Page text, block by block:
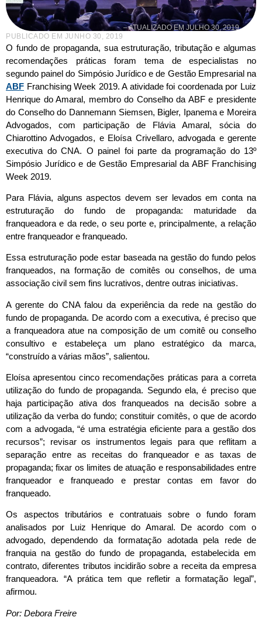
PUBLICADO EM JUNHO 30, 2019
– ATUALIZADO EM JULHO 30, 2019
O fundo de propaganda, sua estruturação, tributação e algumas
recomendações práticas foram tema de especialistas no
segundo painel do Simpósio Jurídico e de Gestão Empresarial na
ABF Franchising Week 2019. A atividade foi coordenada por Luiz
Henrique do Amaral, membro do Conselho da ABF e presidente
do Conselho do Dannemann Siemsen, Bigler, Ipanema e Moreira
Advogados, com participação de Flávia Amaral, sócia do
Chiarottino Advogados, e Eloísa Crivellaro, advogada e gerente
executiva do CNA. O painel foi parte da programação do 13º
Simpósio Jurídico e de Gestão Empresarial da ABF Franchising
Week 2019.
Para Flávia, alguns aspectos devem ser levados em conta na
estruturação do fundo de propaganda: maturidade da
franqueadora e da rede, o seu porte e, principalmente, a relação
entre franqueador e franqueado.
Essa estruturação pode estar baseada na gestão do fundo pelos
franqueados, na formação de comitês ou conselhos, de uma
associação civil sem fins lucrativos, dentre outras iniciativas.
A gerente do CNA falou da experiência da rede na gestão do
fundo de propaganda. De acordo com a executiva, é preciso que
a franqueadora atue na composição de um comitê ou conselho
consultivo e estabeleça um plano estratégico da marca,
“construído a várias mãos”, salientou.
Eloísa apresentou cinco recomendações práticas para a correta
utilização do fundo de propaganda. Segundo ela, é preciso que
haja participação ativa dos franqueados na decisão sobre a
utilização da verba do fundo; constituir comitês, o que de acordo
com a advogada, “é uma estratégia eficiente para a gestão dos
recursos”; revisar os instrumentos legais para que reflitam a
separação entre as receitas do franqueador e as taxas de
propaganda; fixar os limites de atuação e responsabilidades entre
franqueador e franqueado e prestar contas em favor do
franqueado.
Os aspectos tributários e contratuais sobre o fundo foram
analisados por Luiz Henrique do Amaral. De acordo com o
advogado, dependendo da formatação adotada pela rede de
franquia na gestão do fundo de propaganda, estabelecida em
contrato, diferentes tributos incidirão sobre a receita da empresa
franqueadora. “A prática tem que refletir a formatação legal”,
afirmou.
Por: Debora Freire